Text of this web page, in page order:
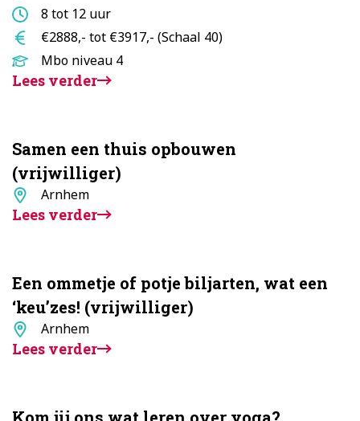
Aantal
uur
8 tot 12 uur
Salaris€2888,- tot €3917,- (Schaal 40)
Opleidingsniveau
Mbo niveau 4
Lees verder
Samen een thuis opbouwen
(vrijwilliger)
Standplaats
Arnhem
Lees verder
Een ommetje of potje biljarten, wat een
‘keu’zes! (vrijwilliger)
Standplaats
Arnhem
Lees verder